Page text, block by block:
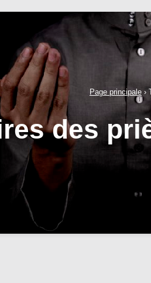
Page principale ›
des